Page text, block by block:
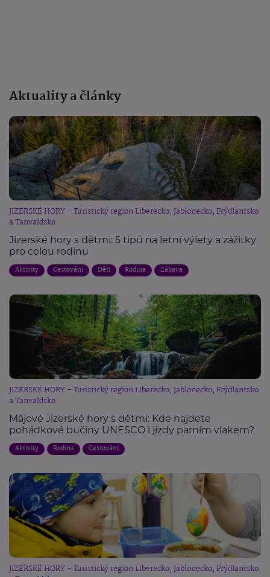
Aktuality a články
JIZERSKÉ HORY – Turistický region Liberecko, Jablonecko, Frýdlantsko
a Tanvaldsko
Jizerské hory s dětmi: 5 tipů na letní výlety a zážitky
pro celou rodinu
Aktivity Cestování Děti Rodina Zábava
JIZERSKÉ HORY – Turistický region Liberecko, Jablonecko, Frýdlantsko
a Tanvaldsko
Májové Jizerské hory s dětmi: Kde najdete
pohádkové bučiny UNESCO i jízdy parním vlakem?
Aktivity Rodina Cestování
JIZERSKÉ HORY – Turistický region Liberecko, Jablonecko, Frýdlantsko